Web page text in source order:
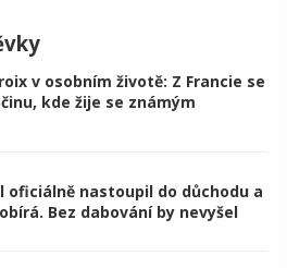
v osobním životě: Z Francie se
kde žije se známým
oficiálně nastoupil do důchodu a
Bez dabování by nevyšel